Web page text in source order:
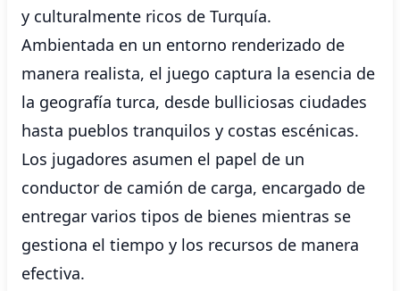
y culturalmente ricos de Turquía.
Ambientada en un entorno renderizado de
manera realista, el juego captura la esencia de
la geografía turca, desde bulliciosas ciudades
hasta pueblos tranquilos y costas escénicas.
Los jugadores asumen el papel de un
conductor de camión de carga, encargado de
entregar varios tipos de bienes mientras se
gestiona el tiempo y los recursos de manera
efectiva.